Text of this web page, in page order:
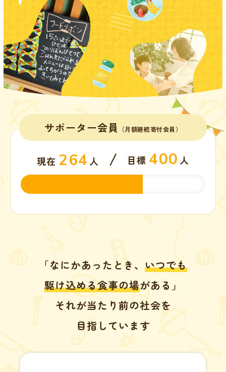
サポーター会員 （月額継続寄付会員）
現在 264 人 目標 400 人
「なにかあったとき、 いつでも
駆け込める食事の場がある」
それが当たり前の社会を
目指しています